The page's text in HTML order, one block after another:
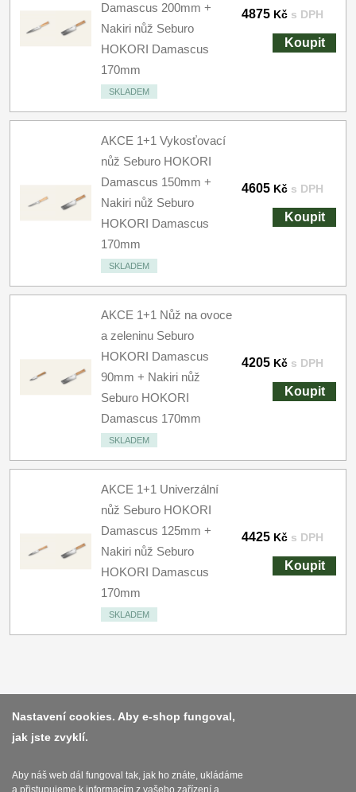
Damascus 200mm +
Nakiri nůž Seburo
HOKORI Damascus
170mm
SKLADEM
4875 Kč s DPH
Koupit
AKCE 1+1 Vykosťovací
nůž Seburo HOKORI
Damascus 150mm +
Nakiri nůž Seburo
HOKORI Damascus
170mm
SKLADEM
4605 Kč s DPH
Koupit
AKCE 1+1 Nůž na ovoce
a zeleninu Seburo
HOKORI Damascus
90mm + Nakiri nůž
Seburo HOKORI
Damascus 170mm
SKLADEM
4205 Kč s DPH
Koupit
AKCE 1+1 Univerzální
nůž Seburo HOKORI
Damascus 125mm +
Nakiri nůž Seburo
HOKORI Damascus
170mm
SKLADEM
4425 Kč s DPH
Koupit
Platba a dodávka
Obchodní podmínky
Zasady zpracovani osobnich udaju
Nastavení cookies. Aby e-shop fungoval,
jak jste zvyklí.
Aby náš web dál fungoval tak, jak ho znáte, ukládáme
a přistupujeme k informacím z vašeho zařízení a